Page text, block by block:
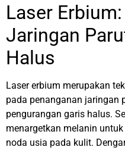
Laser
Jaringan
Halus
Laser erbium merupakan
pada penanganan jaringan
pengurangan garis halus.
menargetkan melanin
noda usia pada kulit.